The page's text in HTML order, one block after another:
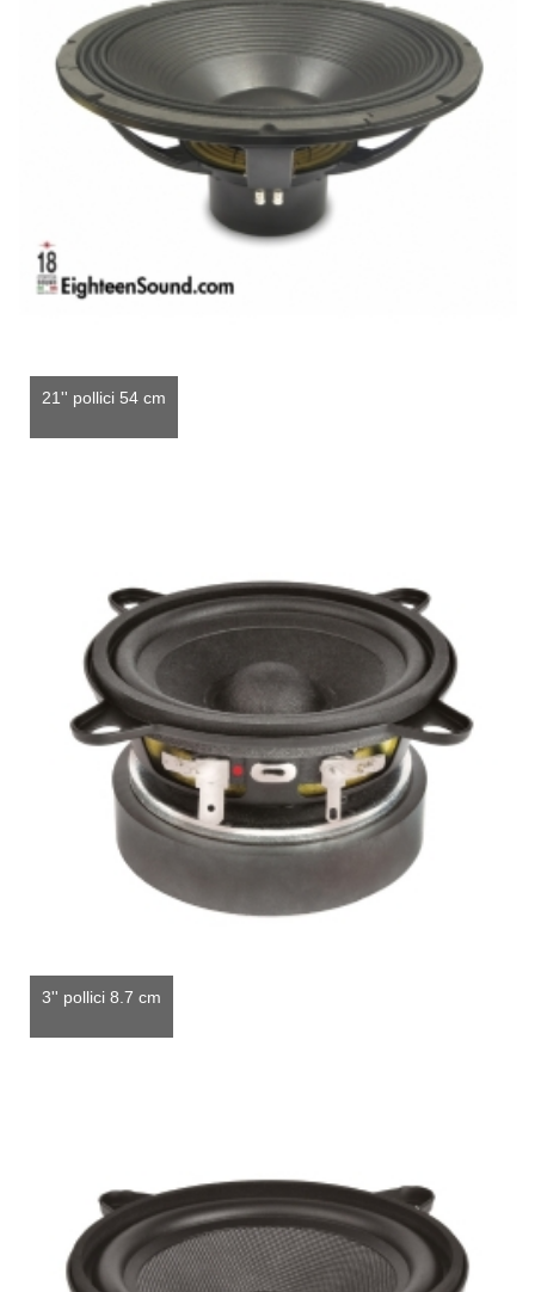
21'' pollici 54 cm
3'' pollici 8.7 cm